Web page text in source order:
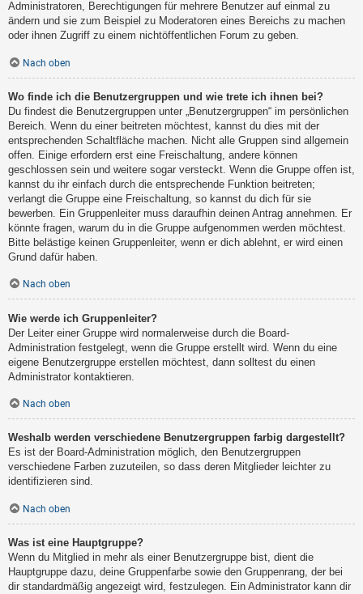
Administratoren, Berechtigungen für mehrere Benutzer auf einmal zu
ändern und sie zum Beispiel zu Moderatoren eines Bereichs zu machen
oder ihnen Zugriff zu einem nichtöffentlichen Forum zu geben.
Nach oben
Wo finde ich die Benutzergruppen und wie trete ich ihnen bei?
Du findest die Benutzergruppen unter „Benutzergruppen“ im persönlichen
Bereich. Wenn du einer beitreten möchtest, kannst du dies mit der
entsprechenden Schaltfläche machen. Nicht alle Gruppen sind allgemein
offen. Einige erfordern erst eine Freischaltung, andere können
geschlossen sein und weitere sogar versteckt. Wenn die Gruppe offen ist,
kannst du ihr einfach durch die entsprechende Funktion beitreten;
verlangt die Gruppe eine Freischaltung, so kannst du dich für sie
bewerben. Ein Gruppenleiter muss daraufhin deinen Antrag annehmen. Er
könnte fragen, warum du in die Gruppe aufgenommen werden möchtest.
Bitte belästige keinen Gruppenleiter, wenn er dich ablehnt, er wird einen
Grund dafür haben.
Nach oben
Wie werde ich Gruppenleiter?
Der Leiter einer Gruppe wird normalerweise durch die Board-
Administration festgelegt, wenn die Gruppe erstellt wird. Wenn du eine
eigene Benutzergruppe erstellen möchtest, dann solltest du einen
Administrator kontaktieren.
Nach oben
Weshalb werden verschiedene Benutzergruppen farbig dargestellt?
Es ist der Board-Administration möglich, den Benutzergruppen
verschiedene Farben zuzuteilen, so dass deren Mitglieder leichter zu
identifizieren sind.
Nach oben
Was ist eine Hauptgruppe?
Wenn du Mitglied in mehr als einer Benutzergruppe bist, dient die
Hauptgruppe dazu, deine Gruppenfarbe sowie den Gruppenrang, der bei
dir standardmäßig angezeigt wird, festzulegen. Ein Administrator kann dir